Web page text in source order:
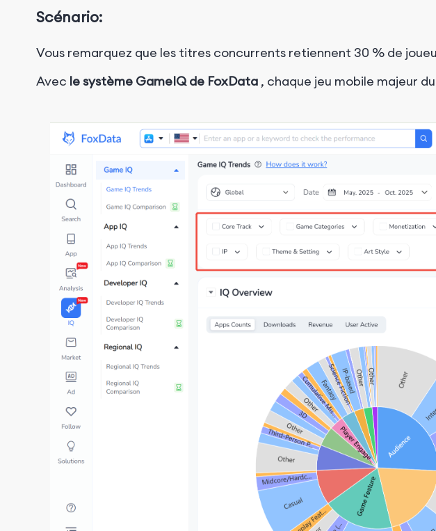
Scénario:
Vous remarquez que les titres concurrents retiennent 30 % de
Avec le système GameIQ de FoxData , chaque jeu mobile majeur